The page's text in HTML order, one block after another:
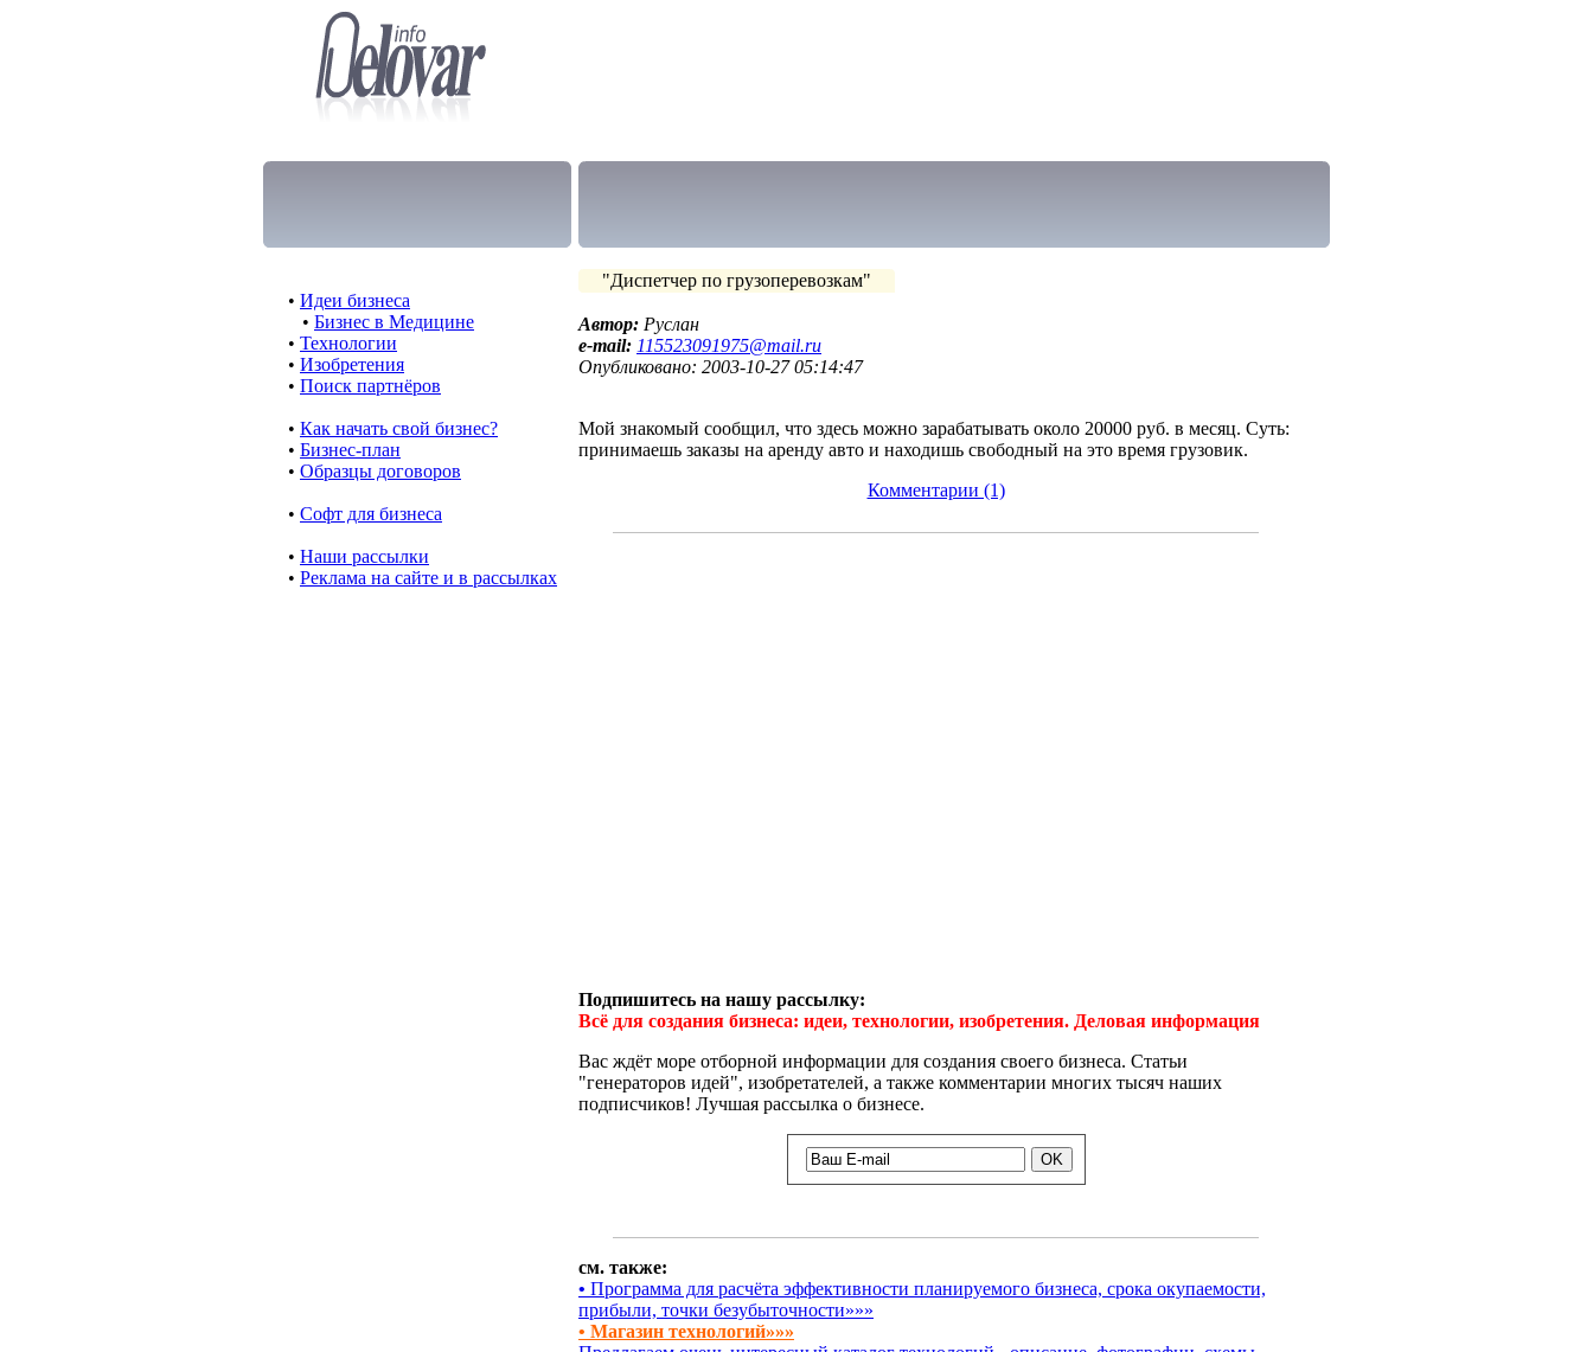
• Идеи бизнеса
• Бизнес в Медицине
• Технологии
• Изобретения
• Поиск партнёров
• Как начать свой бизнес?
• Бизнес-план
• Образцы договоров
• Cофт для бизнеса
• Наши рассылки
• Реклама на сайте и в рассылках
"Диспетчер по грузоперевозкам"
Автор: Руслан
e-mail: 115523091975@mail.ru
Опубликовано: 2003-10-27 05:14:47
Мой знакомый сообщил, что здесь можно зарабатывать около 20000 руб. в месяц. Суть:
принимаешь заказы на аренду авто и находишь свободный на это время грузовик.
Комментарии (1)
Подпишитесь на нашу рассылку:
Всё для создания бизнеса: идеи, технологии, изобретения. Деловая информация
Вас ждёт море отборной информации для создания своего бизнеса. Статьи
"генераторов идей", изобретателей, а также комментарии многих тысяч наших
подписчиков! Лучшая рассылка о бизнесе.
см. также:
• Программа для расчёта эффективности планируемого бизнеса, срока окупаемости,
прибыли, точки безубыточности»»»
• Магазин технологий»»»